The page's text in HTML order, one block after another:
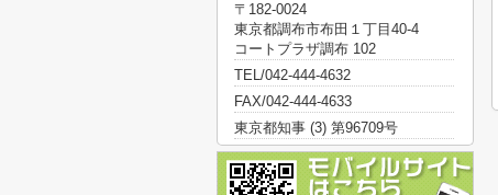
〒182-0024
東京都調布市布田１丁目40-4
コートプラザ調布 102
TEL/042-444-4632
FAX/042-444-4633
東京都知事 (3) 第96709号